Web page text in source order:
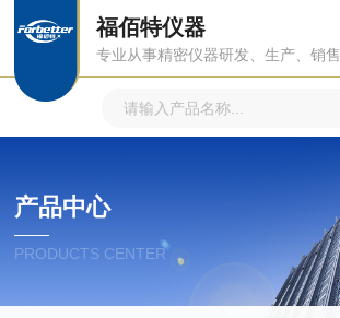
福佰特仪器
专业从事精密仪器研发、生产、销售
产品中心
PRODUCTS CENTER